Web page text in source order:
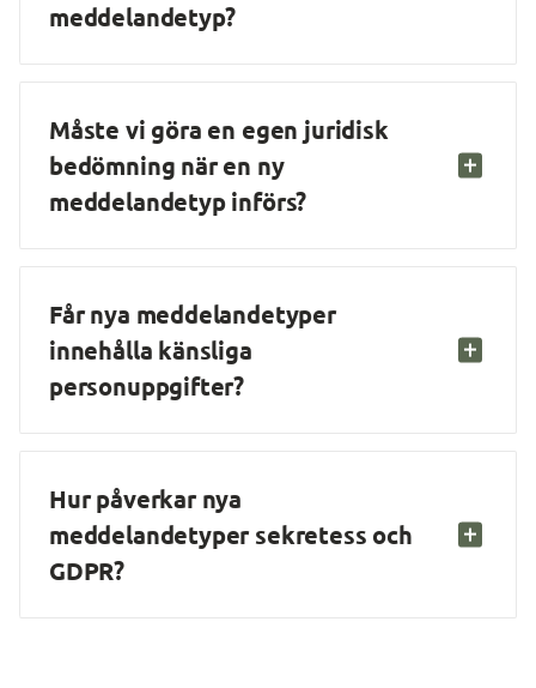
meddelandetyp?
Måste vi göra en egen juridisk
bedömning när en ny
meddelandetyp införs?
Får nya meddelandetyper
innehålla känsliga
personuppgifter?
Hur påverkar nya
meddelandetyper sekretess och
GDPR?